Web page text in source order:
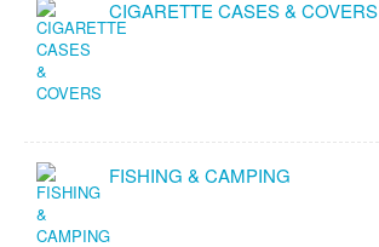
CIGARETTE CASES & COVERS
FISHING & CAMPING